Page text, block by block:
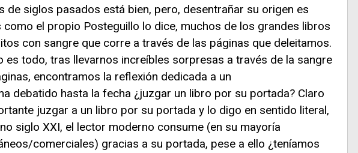
de siglos pasados está bien, pero, desentrañar su origen es
como el propio Posteguillo lo dice, muchos de los grandes libros
con sangre que corre a través de las páginas que deleitamos.
es todo, tras llevarnos increíbles sorpresas a través de la sangre
encontramos la reflexión dedicada a un
debatido hasta la fecha ¿juzgar un libro por su portada? Claro
juzgar a un libro por su portada y lo digo en sentido literal,
siglo XXI, el lector moderno consume (en su mayoría
comerciales) gracias a su portada, pese a ello ¿teníamos